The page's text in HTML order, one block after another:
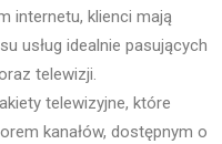
internetu, klienci mają
usług idealnie pasujących
telewizji.
telewizyjne, które
kanałów, dostępnym o